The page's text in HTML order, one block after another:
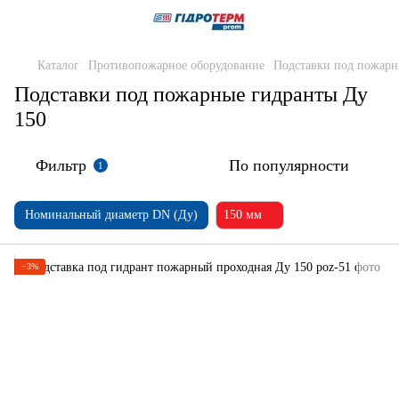
Каталог Противопожарное оборудование Подставки под
Подставки под пожарные гидранты Ду
150
Фильтр 1 По популярности
Номинальный диаметр DN (Ду) 150 мм
−3%